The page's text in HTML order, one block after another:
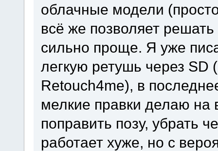
облачные модели
всё же позволяет
сильно проще. Я уже
легкую ретушь через SD
Retouch4me), в
мелкие правки делаю на
поправить позу, убрать
работает хуже, но с